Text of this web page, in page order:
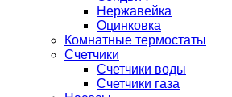
Нержавейка
Оцинковка
Комнатные термостаты
Счетчики
Счетчики воды
Счетчики газа